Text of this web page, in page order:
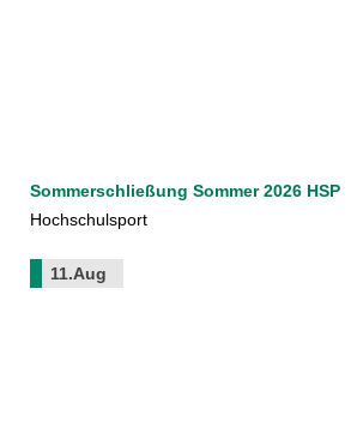
Sommerschließung Sommer 2026 HSP
Hochschulsport
11.Aug